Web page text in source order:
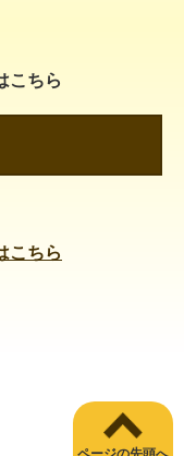
こちら
こちら